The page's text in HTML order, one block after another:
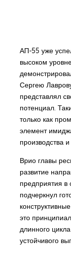
АП-55 уже
высоком
Сергею
представлял
потенциал.
только как
элемент
производства
Врио главы
развитие
предприятия в
подчеркнул
это
длинного
устойчивого